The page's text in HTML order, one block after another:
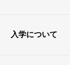
入学について